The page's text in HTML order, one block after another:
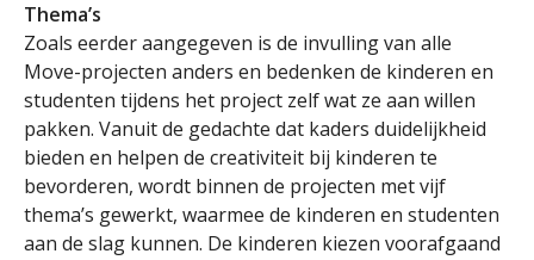
Thema’s
Zoals eerder aangegeven is de invulling van alle
Move-projecten anders en bedenken de kinderen en
studenten tijdens het project zelf wat ze aan willen
pakken. Vanuit de gedachte dat kaders duidelijkheid
bieden en helpen de creativiteit bij kinderen te
bevorderen, wordt binnen de projecten met vijf
thema’s gewerkt, waarmee de kinderen en studenten
aan de slag kunnen. De kinderen kiezen voorafgaand